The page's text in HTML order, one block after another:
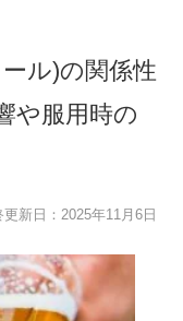
ル)の関係性
や服用時の
更新日：2025年11月6日